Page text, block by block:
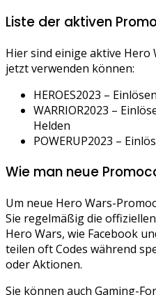
Liste der aktiven
Hier sind einige aktive Hero
jetzt verwenden können:
HEROES2023 –
WARRIOR2023 –
Helden
POWERUP2023 –
Wie man neue
Um neue Hero Wars-
Sie regelmäßig die
Hero Wars, wie Facebook
teilen oft Codes während
oder Aktionen.
Sie können auch Gaming-